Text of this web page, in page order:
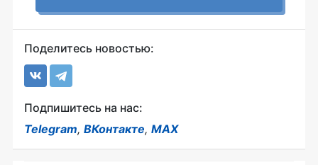
Поделитесь новостью:
Подпишитесь на нас:
Telegram, ВКонтакте, MAX